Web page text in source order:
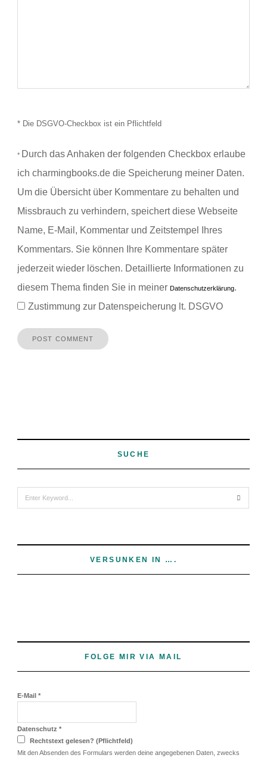
* Die DSGVO-Checkbox ist ein Pflichtfeld
* Durch das Anhaken der folgenden Checkbox erlaube
ich charmingbooks.de die Speicherung meiner Daten.
Um die Übersicht über Kommentare zu behalten und
Missbrauch zu verhindern, speichert diese Webseite
Name, E-Mail, Kommentar und Zeitstempel Ihres
Kommentars. Sie können Ihre Kommentare später
jederzeit wieder löschen. Detaillierte Informationen zu
diesem Thema finden Sie in meiner Datenschutzerklärung.
Zustimmung zur Datenspeicherung lt. DSGVO
SUCHE
VERSUNKEN IN ….
FOLGE MIR VIA MAIL
E-Mail *
Datenschutz *
Rechtstext gelesen? (Pflichtfeld)
Mit den Absenden des Formulars werden deine angegebenen Daten, zwecks